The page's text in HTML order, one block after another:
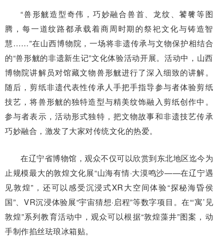
“兽形觥造型奇伟，巧妙融合兽首、龙纹、饕餮等图
腾，每一道纹路都承载着商周时期的祭祀文化与铸造智
慧……”在山西博物院，一场将非遗传承与文物保护相结合
的“兽形觥的非遗新生记”文化体验活动开展。活动中，山西
博物院讲解员对馆藏文物兽形觥进行了深入细致的讲解。
随后，剪纸非遗代表性传承人手把手指导参与者体验剪纸
技艺，将兽形觥的独特造型与精美纹饰融入剪纸创作中。
参与者表示，活动形式独特，把文物故事和非遗技艺传承
巧妙融合，激发了大家对传统文化的热爱。
在辽宁省博物馆，观众不仅可以欣赏到东北地区迄今为
止规模最大的敦煌文化展“山海有情·大漠鸣沙——在辽宁遇
见敦煌”，还可以感受沉浸式XR大空间体验“探秘海昏侯
国”、VR沉浸体验展“宇宙猜想·启程”等数字项目。在“‘寓’见
敦煌”系列教育活动中，观众可以根据“敦煌藻井”图案，动
手制作掐丝珐琅冰箱贴。